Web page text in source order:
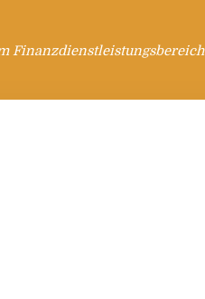
Finanzdienstleistungsbereich